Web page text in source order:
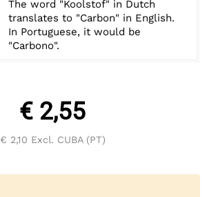
The word "Koolstof" in Dutch
translates to "Carbon" in English.
In Portuguese, it would be
"Carbono".
€ 2,55
€ 2,10 Excl. CUBA (PT)